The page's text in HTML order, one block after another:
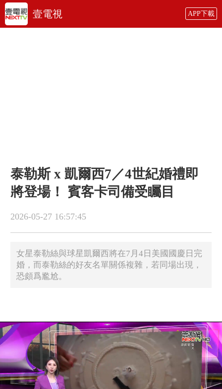
壹電視 APP下載
泰勒斯 x 凱爾西7／4世紀婚禮即
將登場！ 賓客卡司備受矚目
2026-05-27 16:57:45
女星泰勒絲與球星凱爾西將在7月4日美國國慶日完
婚，而泰勒絲的好友名單關係複雜，若同場出現，
恐頗爲尷尬。